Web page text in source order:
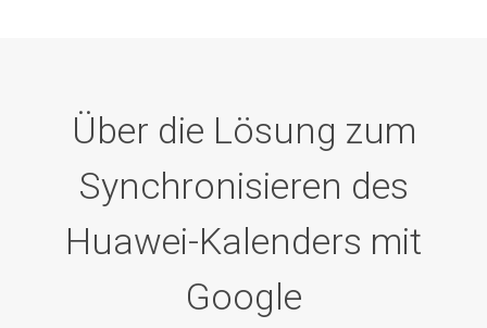
Über die Lösung zum
Synchronisieren des
Huawei-Kalenders mit
Google